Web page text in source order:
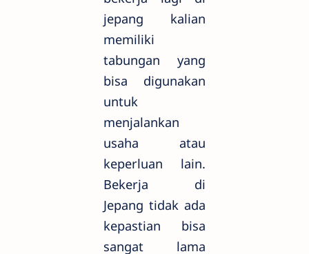
jepang kalian
memiliki
tabungan yang
bisa digunakan
untuk
menjalankan
usaha atau
keperluan lain.
Bekerja di
Jepang tidak ada
kepastian bisa
sangat lama